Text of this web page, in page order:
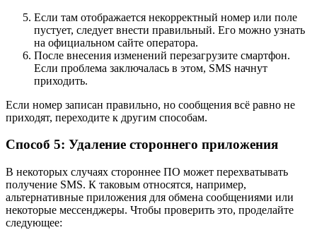
Если там отображается некорректный номер или поле
пустует, следует внести правильный. Его можно узнать
на официальном сайте оператора.
После внесения изменений перезагрузите смартфон.
Если проблема заключалась в этом, SMS начнут
приходить.
Если номер записан правильно, но сообщения всё равно не
приходят, переходите к другим способам.
Способ 5: Удаление стороннего приложения
В некоторых случаях стороннее ПО может перехватывать
получение SMS. К таковым относятся, например,
альтернативные приложения для обмена сообщениями или
некоторые мессенджеры. Чтобы проверить это, проделайте
следующее: